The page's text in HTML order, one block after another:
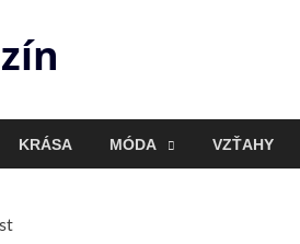
KRÁSA MÓDA VZŤAHY